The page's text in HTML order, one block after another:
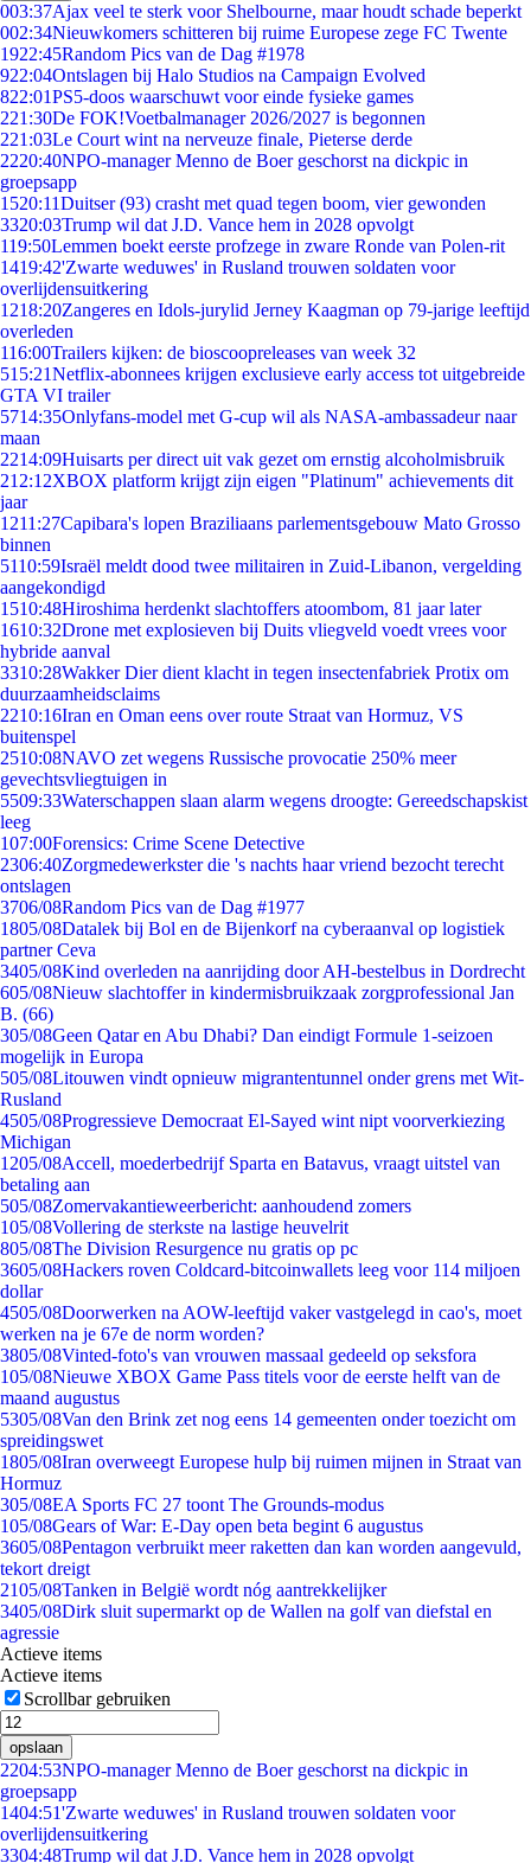
003:37Ajax veel te sterk voor Shelbourne, maar houdt schade beperkt
002:34Nieuwkomers schitteren bij ruime Europese zege FC Twente
1922:45Random Pics van de Dag #1978
922:04Ontslagen bij Halo Studios na Campaign Evolved
822:01PS5-doos waarschuwt voor einde fysieke games
221:30De FOK!Voetbalmanager 2026/2027 is begonnen
221:03Le Court wint na nerveuze finale, Pieterse derde
2220:40NPO-manager Menno de Boer geschorst na dickpic in
groepsapp
1520:11Duitser (93) crasht met quad tegen boom, vier gewonden
3320:03Trump wil dat J.D. Vance hem in 2028 opvolgt
119:50Lemmen boekt eerste profzege in zware Ronde van Polen-rit
1419:42'Zwarte weduwes' in Rusland trouwen soldaten voor
overlijdensuitkering
1218:20Zangeres en Idols-jurylid Jerney Kaagman op 79-jarige leeftijd
overleden
116:00Trailers kijken: de bioscoopreleases van week 32
515:21Netflix-abonnees krijgen exclusieve early access tot uitgebreide
GTA VI trailer
5714:35Onlyfans-model met G-cup wil als NASA-ambassadeur naar
maan
2214:09Huisarts per direct uit vak gezet om ernstig alcoholmisbruik
212:12XBOX platform krijgt zijn eigen "Platinum" achievements dit
jaar
1211:27Capibara's lopen Braziliaans parlementsgebouw Mato Grosso
binnen
5110:59Israël meldt dood twee militairen in Zuid-Libanon, vergelding
aangekondigd
1510:48Hiroshima herdenkt slachtoffers atoombom, 81 jaar later
1610:32Drone met explosieven bij Duits vliegveld voedt vrees voor
hybride aanval
3310:28Wakker Dier dient klacht in tegen insectenfabriek Protix om
duurzaamheidsclaims
2210:16Iran en Oman eens over route Straat van Hormuz, VS
buitenspel
2510:08NAVO zet wegens Russische provocatie 250% meer
gevechtsvliegtuigen in
5509:33Waterschappen slaan alarm wegens droogte: Gereedschapskist
leeg
107:00Forensics: Crime Scene Detective
2306:40Zorgmedewerkster die 's nachts haar vriend bezocht terecht
ontslagen
3706/08Random Pics van de Dag #1977
1805/08Datalek bij Bol en de Bijenkorf na cyberaanval op logistiek
partner Ceva
3405/08Kind overleden na aanrijding door AH-bestelbus in Dordrecht
605/08Nieuw slachtoffer in kindermisbruikzaak zorgprofessional Jan
B. (66)
305/08Geen Qatar en Abu Dhabi? Dan eindigt Formule 1-seizoen
mogelijk in Europa
505/08Litouwen vindt opnieuw migrantentunnel onder grens met Wit-
Rusland
4505/08Progressieve Democraat El-Sayed wint nipt voorverkiezing
Michigan
1205/08Accell, moederbedrijf Sparta en Batavus, vraagt uitstel van
betaling aan
505/08Zomervakantieweerbericht: aanhoudend zomers
105/08Vollering de sterkste na lastige heuvelrit
805/08The Division Resurgence nu gratis op pc
3605/08Hackers roven Coldcard-bitcoinwallets leeg voor 114 miljoen
dollar
4505/08Doorwerken na AOW-leeftijd vaker vastgelegd in cao's, moet
werken na je 67e de norm worden?
3805/08Vinted-foto's van vrouwen massaal gedeeld op seksfora
105/08Nieuwe XBOX Game Pass titels voor de eerste helft van de
maand augustus
5305/08Van den Brink zet nog eens 14 gemeenten onder toezicht om
spreidingswet
1805/08Iran overweegt Europese hulp bij ruimen mijnen in Straat van
Hormuz
305/08EA Sports FC 27 toont The Grounds-modus
105/08Gears of War: E-Day open beta begint 6 augustus
3605/08Pentagon verbruikt meer raketten dan kan worden aangevuld,
tekort dreigt
2105/08Tanken in België wordt nóg aantrekkelijker
3405/08Dirk sluit supermarkt op de Wallen na golf van diefstal en
agressie
Actieve items
Actieve items
Scrollbar gebruiken
opslaan
2204:53NPO-manager Menno de Boer geschorst na dickpic in
groepsapp
1404:51'Zwarte weduwes' in Rusland trouwen soldaten voor
overlijdensuitkering
3304:48Trump wil dat J.D. Vance hem in 2028 opvolgt